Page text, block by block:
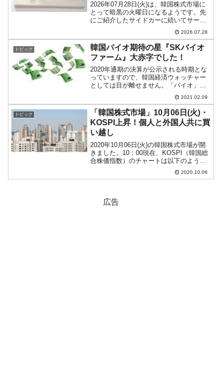
2026年07月28日(火)は、韓国株式市場に
とって暗黒の火曜日になるようです。先
にご紹介したサイドカーに続いてサーキ
ットブレイカーも発動しました。
KRX（韓国取引所）は、2026年午前10時
13分43秒、KOSPIが前日終値比で8％以
上下...
2026.07.28
トピック
韓国バイオ期待の星『SKバイオ
ファーム』大赤字でした！
2020年通期の決算が公示される時期とな
っていますので、韓国経済ウォッチャー
としては目が離せません。「バイオ」は
韓国の次世代の輸出を支える産業として
注目されています。韓国の企画財政部も
「バイオだー！」などと奇声気勢を上げ
ているのですが……。...
2021.02.09
トピック
「韓国株式市場」10月06日(火)・
KOSPI上昇！個人と外国人共に買
い越し
2020年10月06日(火)の韓国株式市場が開
きました。10：00現在、KOSPI（韓国総
合株価指数）のチャートは以下のように
『Investing.com』より引用）。大きくギ
2020.10.06
広告